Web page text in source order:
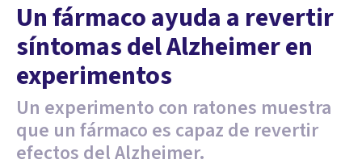
Un fármaco ayuda a revertir
síntomas del Alzheimer en
experimentos
Un experimento con ratones muestra
que un fármaco es capaz de revertir
efectos del Alzheimer.